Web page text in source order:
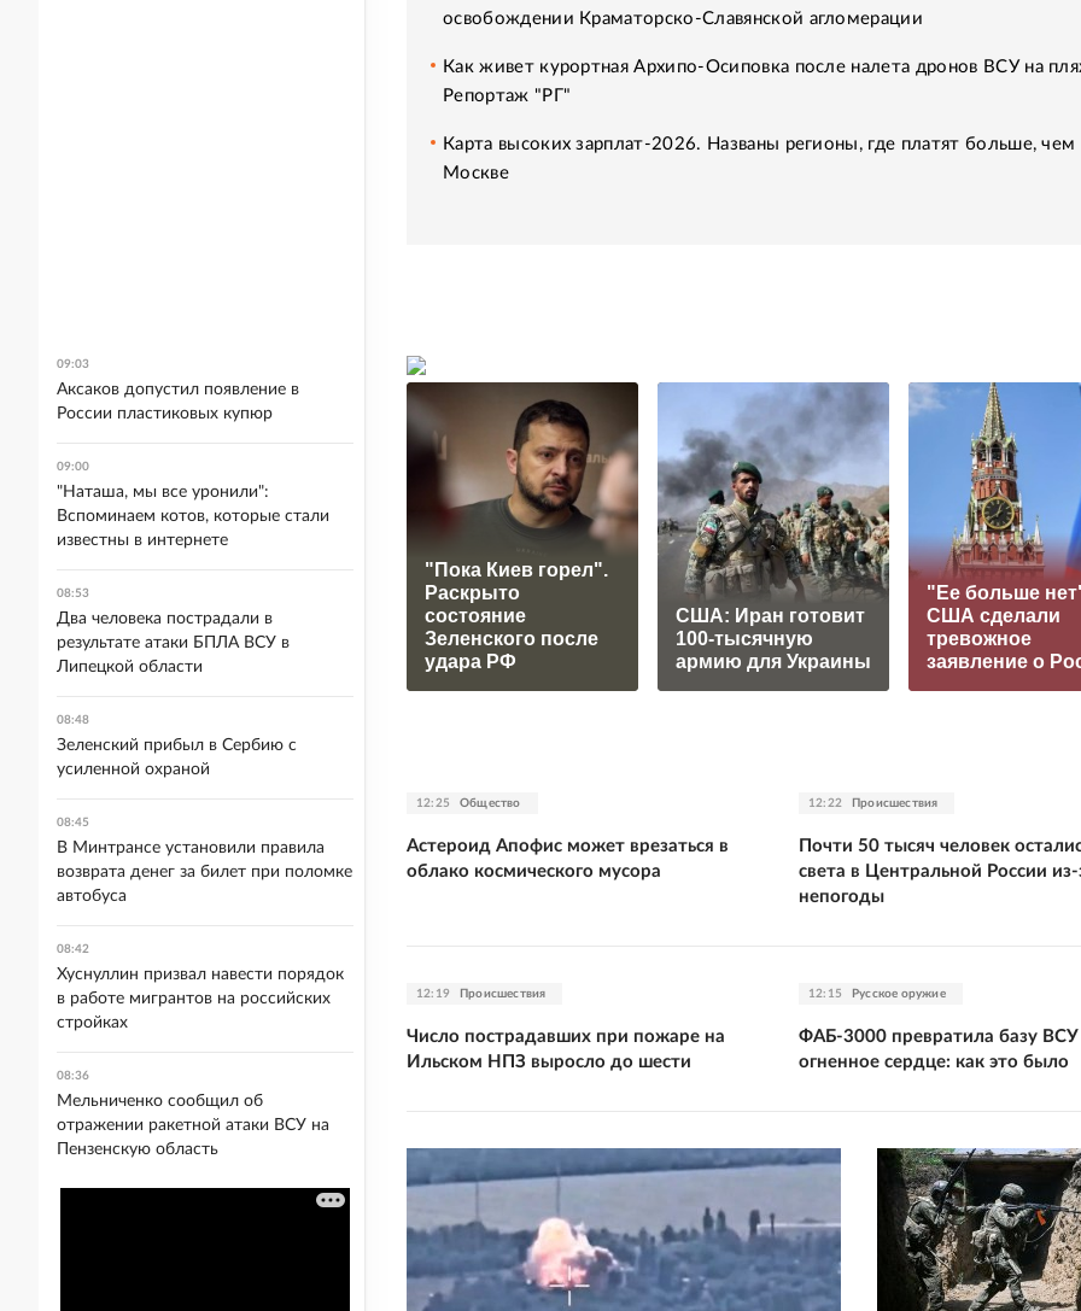
освобождении Краматорско-Славянской агломерации
Как живет курортная Архипо-Осиповка после налета дронов ВСУ на
Репортаж "РГ"
Карта высоких зарплат-2026. Названы регионы, где платят больше, чем
Москве
"Пока Киев горел".
Раскрыто
состояние
Зеленского после
удара РФ
США: Иран готовит
100-тысячную
армию для Украины
"Ее больше
США сделали
тревожное
заявление о
12:25 Общество
Астероид Апофис может врезаться в
облако космического мусора
12:22 Происшествия
Почти 50 тысяч человек
света в Центральной России из-
непогоды
12:19 Происшествия
Число пострадавших при пожаре на
Ильском НПЗ выросло до шести
12:15 Русское оружие
ФАБ-3000 превратила базу ВСУ
огненное сердце: как это было
09:03
Аксаков допустил появление в
России пластиковых купюр
09:00
"Наташа, мы все уронили":
Вспоминаем котов, которые стали
известны в интернете
08:53
Два человека пострадали в
результате атаки БПЛА ВСУ в
Липецкой области
08:48
Зеленский прибыл в Сербию с
усиленной охраной
08:45
В Минтрансе установили правила
возврата денег за билет при поломке
автобуса
08:42
Хуснуллин призвал навести порядок
в работе мигрантов на российских
стройках
08:36
Мельниченко сообщил об
отражении ракетной атаки ВСУ на
Пензенскую область